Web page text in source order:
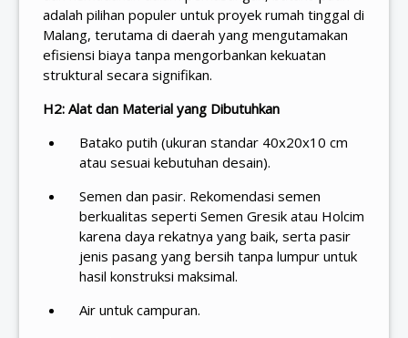
adalah pilihan populer untuk proyek rumah tinggal di
Malang, terutama di daerah yang mengutamakan
efisiensi biaya tanpa mengorbankan kekuatan
struktural secara signifikan.
H2: Alat dan Material yang Dibutuhkan
Batako putih (ukuran standar 40x20x10 cm
atau sesuai kebutuhan desain).
Semen dan pasir. Rekomendasi semen
berkualitas seperti Semen Gresik atau Holcim
karena daya rekatnya yang baik, serta pasir
jenis pasang yang bersih tanpa lumpur untuk
hasil konstruksi maksimal.
Air untuk campuran.